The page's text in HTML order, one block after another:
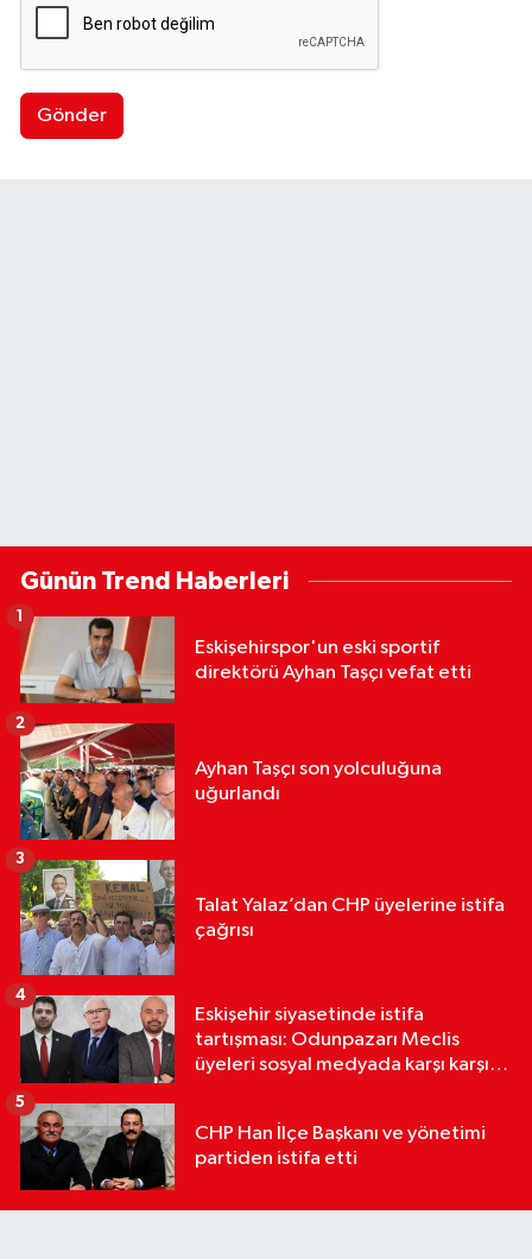
Gönder
Günün Trend Haberleri
Eskişehirspor'un eski sportif
direktörü Ayhan Taşçı vefat etti
1
Ayhan Taşçı son yolculuğuna
uğurlandı
2
Talat Yalaz’dan CHP üyelerine istifa
çağrısı
3
Eskişehir siyasetinde istifa
tartışması: Odunpazarı Meclis
üyeleri sosyal medyada karşı karşıya
4
CHP Han İlçe Başkanı ve yönetimi
partiden istifa etti
5